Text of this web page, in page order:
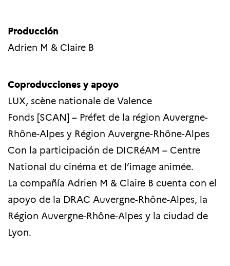
Producción
Adrien M & Claire B
Coproducciones y apoyo
LUX, scène nationale de Valence
Fonds [SCAN] – Préfet de la région Auvergne-
Rhône-Alpes y Région Auvergne-Rhône-Alpes
Con la participación de DICRéAM – Centre
National du cinéma et de l’image animée.
La compañía Adrien M & Claire B cuenta con el
apoyo de la DRAC Auvergne-Rhône-Alpes, la
Région Auvergne-Rhône-Alpes y la ciudad de
Lyon.